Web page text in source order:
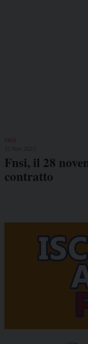
FNSI
Fnsi, il 28
contratto